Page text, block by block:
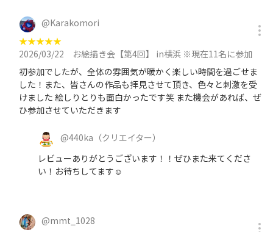
@Karakomori
★★★★★
2026/03/22
お絵描き会【第4回】 in横浜 ※現在11名に参加
初参加でしたが、全体の雰囲気が暖かく楽しい時間を過ごせま
した！また、皆さんの作品も拝見させて頂き、色々と刺激を受
けました 絵しりとりも面白かったです笑 また機会があれば、ぜ
ひ参加させていただきます
@440ka （クリエイター）
レビューありがとうございます！！ぜひまた来てくださ
い！お待ちしてます☺️
@mmt_1028